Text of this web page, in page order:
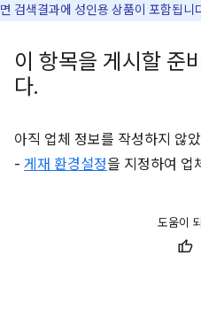
면 검색결과에 성인용 상품이 포함됩니
이 항목을 게시할 준
다.
아직 업체 정보를 작성하지 않
- 게재 환경설정을 지정하여 업
도움이